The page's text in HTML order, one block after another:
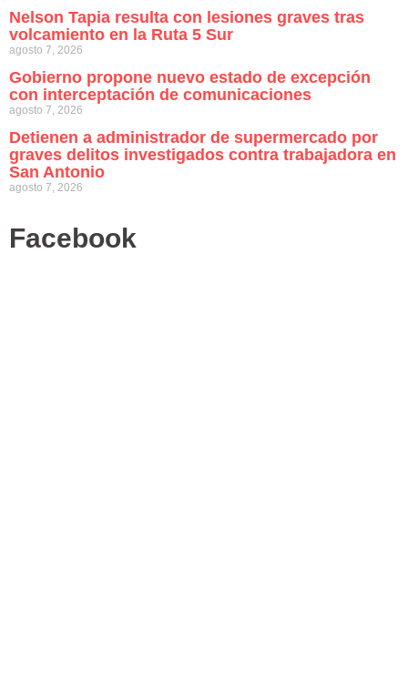
Nelson Tapia resulta con lesiones graves tras
volcamiento en la Ruta 5 Sur
agosto 7, 2026
Gobierno propone nuevo estado de excepción
con interceptación de comunicaciones
agosto 7, 2026
Detienen a administrador de supermercado por
graves delitos investigados contra trabajadora en
San Antonio
agosto 7, 2026
Facebook